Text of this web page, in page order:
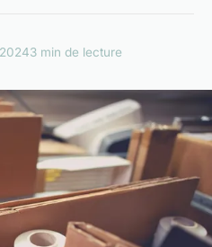
3 min de lecture